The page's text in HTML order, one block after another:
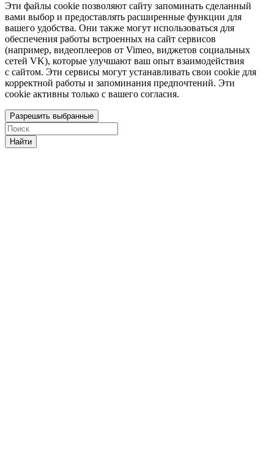
Эти файлы cookie позволяют сайту запоминать сделанный
вами выбор и предоставлять расширенные функции для
вашего удобства. Они также могут использоваться для
обеспечения работы встроенных на сайт сервисов
(например, видеоплееров от Vimeo, виджетов социальных
сетей VK), которые улучшают ваш опыт взаимодействия
с сайтом. Эти сервисы могут устанавливать свои cookie для
корректной работы и запоминания предпочтений. Эти
cookie активны только с вашего согласия.
Разрешить выбранные
Найти